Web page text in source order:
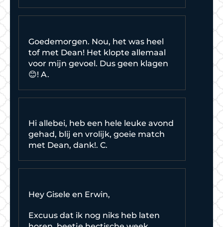
Goedemorgen. Nou, het was heel
tof met Dean! Het klopte allemaal
voor mijn gevoel. Dus geen klagen
😊! A.
Hi allebei, heb een hele leuke avond
gehad, blij en vrolijk, goeie match
met Dean, dank!. C.
Hey Gisele en Erwin,
Excuus dat ik nog niks heb laten